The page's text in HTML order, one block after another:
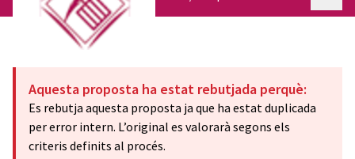
Aquesta proposta ha estat rebutjada perquè:
Es rebutja aquesta proposta ja que ha estat duplicada
per error intern. L’original es valorarà segons els
criteris definits al procés.